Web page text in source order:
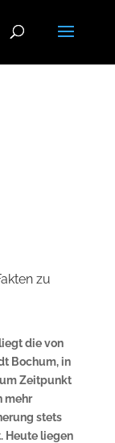
zu
die von
Bochum, in
Zeitpunkt
mehr
stets
Heute liegen